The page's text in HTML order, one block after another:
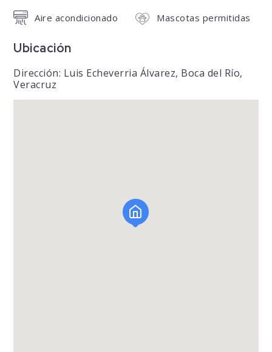
Aire acondicionado Mascotas permitidas
Ubicación
Dirección: Luis Echeverria Álvarez, Boca del Río,
Veracruz